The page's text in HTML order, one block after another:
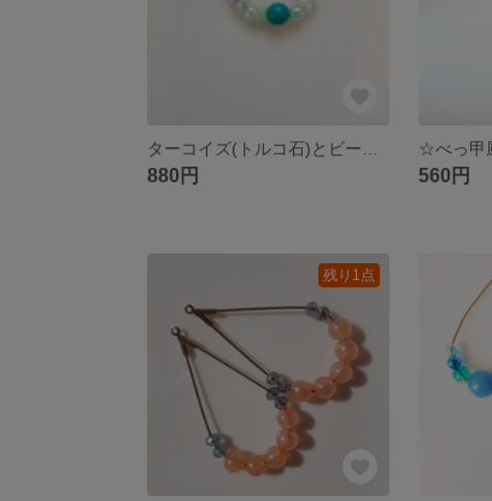
880円 560円
残り1点